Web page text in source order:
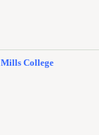
Mills College